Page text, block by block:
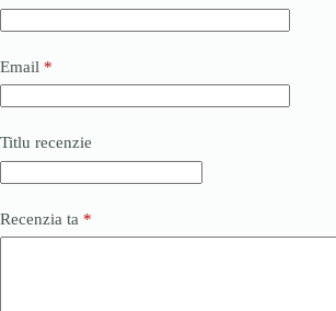
Email *
Titlu recenzie
Recenzia ta *